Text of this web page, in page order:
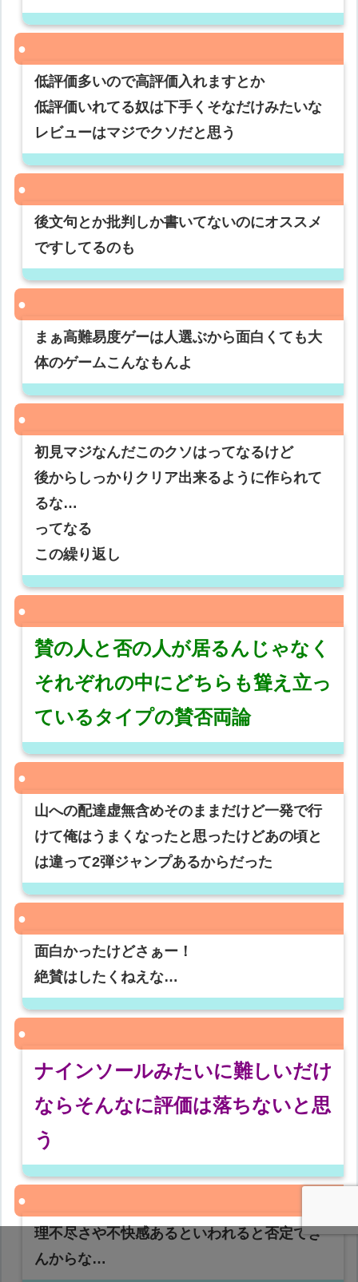
低評価多いので高評価入れますとか
低評価いれてる奴は下手くそなだけみたいな
レビューはマジでクソだと思う
後文句とか批判しか書いてないのにオススメ
ですしてるのも
まぁ高難易度ゲーは人選ぶから面白くても大
体のゲームこんなもんよ
初見マジなんだこのクソはってなるけど
後からしっかりクリア出来るように作られて
るな…
ってなる
この繰り返し
賛の人と否の人が居るんじゃなく
それぞれの中にどちらも聳え立っ
ているタイプの賛否両論
山への配達虚無含めそのままだけど一発で行
けて俺はうまくなったと思ったけどあの頃と
は違って2弾ジャンプあるからだった
面白かったけどさぁー！
絶賛はしたくねえな…
ナインソールみたいに難しいだけ
ならそんなに評価は落ちないと思
う
理不尽さや不快感あるといわれると否定でき
んからな…